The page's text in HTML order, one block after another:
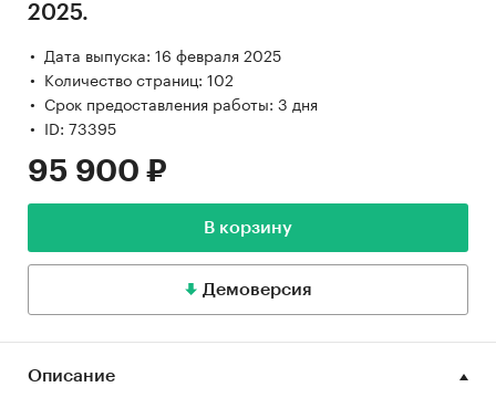
2025.
Дата выпуска: 16 февраля 2025
Количество страниц: 102
Срок предоставления работы: 3 дня
ID: 73395
95 900 ₽
В корзину
Демоверсия
Описание